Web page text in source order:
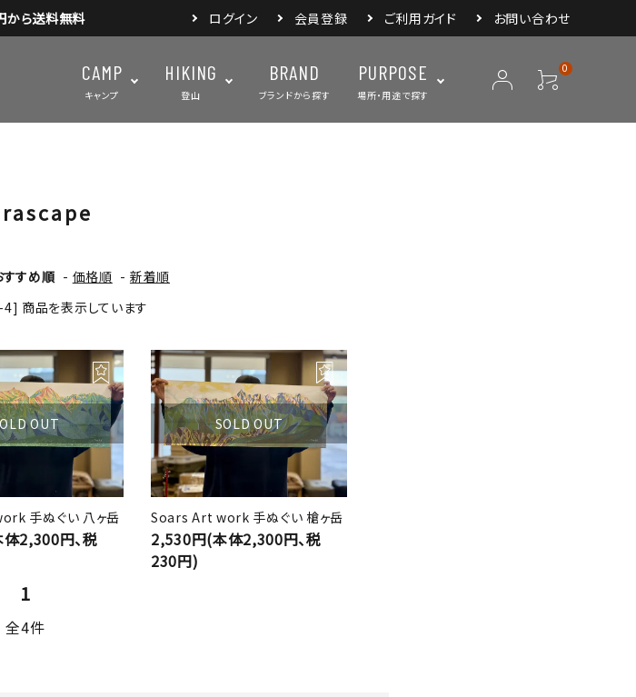
から送料無料 ログイン 会員登録 ご利用ガイド お問い合わせ
CAMP
キャンプ
アウトドアスパイス
HIKING
登山
BRAND
ブランドから探す
PURPOSE
場所・用途で探す
0
すすめ順 - 価格順 - 新着順
商品を表示しています
OUT
手ぬぐい 八ヶ岳
2,300円、税
SOLD OUT
Soars Art work 手ぬぐい 槍ヶ岳
2,530円(本体2,300円、税
230円)
1
全4件